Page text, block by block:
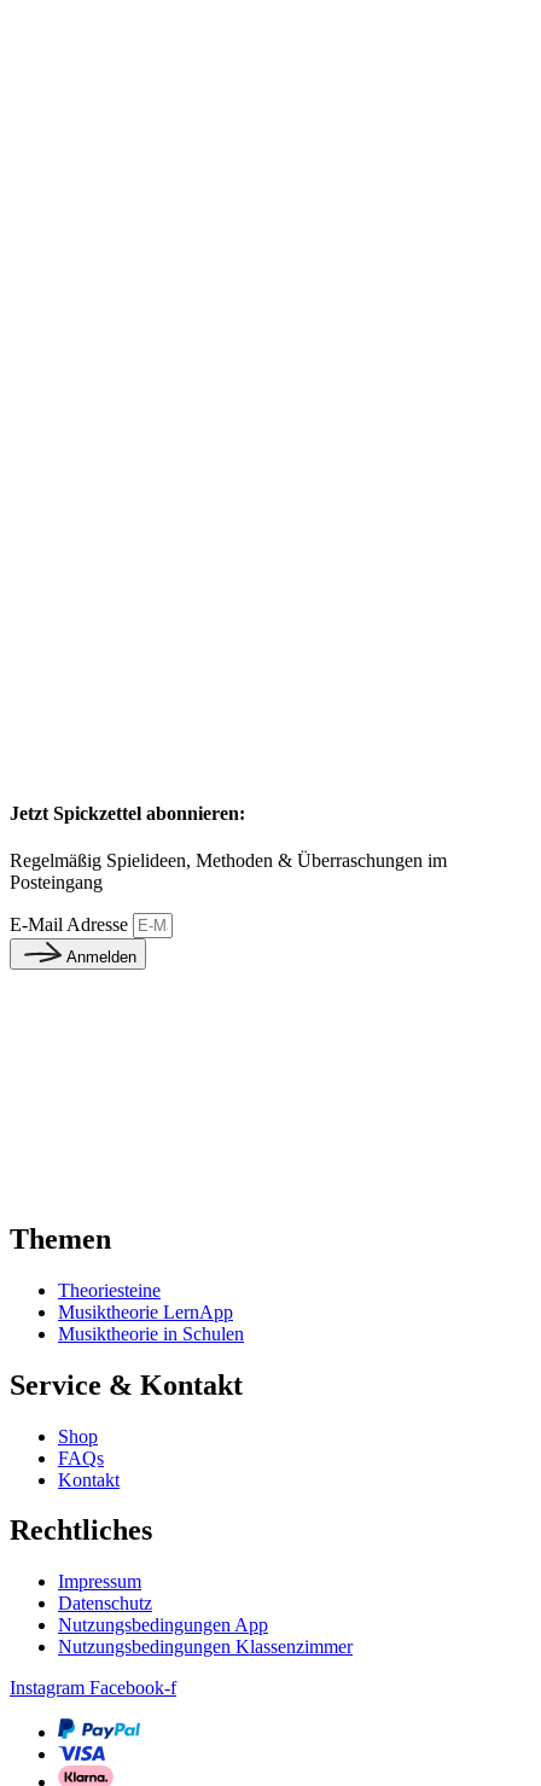
Jetzt Spickzettel abonnieren:
Regelmäßig Spielideen, Methoden & Überraschungen im
Posteingang
E-Mail Adresse
Anmelden
Themen
Theoriesteine
Musiktheorie LernApp
Musiktheorie in Schulen
Service & Kontakt
Shop
FAQs
Kontakt
Rechtliches
Impressum
Datenschutz
Nutzungsbedingungen App
Nutzungsbedingungen Klassenzimmer
Instagram Facebook-f